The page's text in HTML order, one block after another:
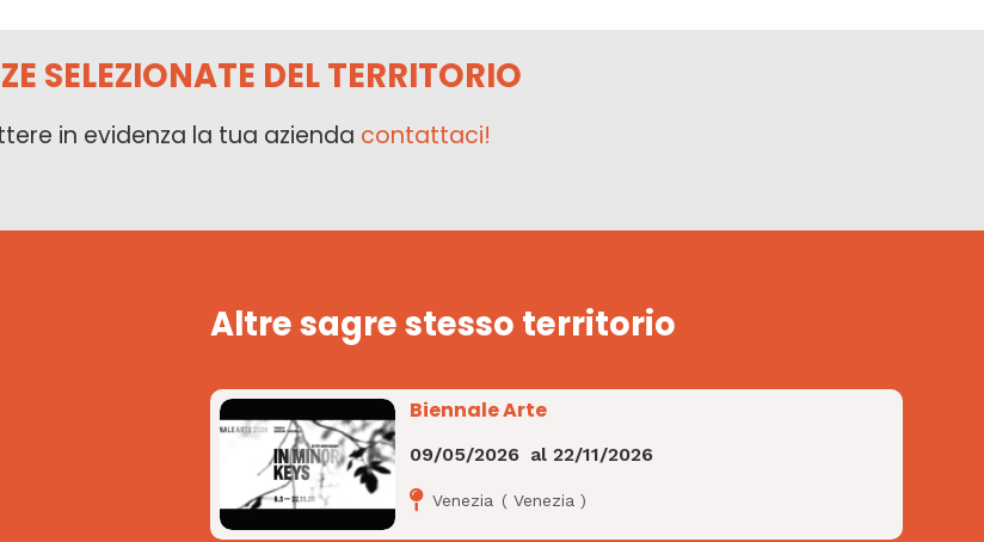
SELEZIONATE DEL TERRITORIO
in evidenza la tua azienda contattaci!
Altre sagre stesso territorio
Biennale Arte
09/05/2026 al22/11/2026
Venezia (Venezia )